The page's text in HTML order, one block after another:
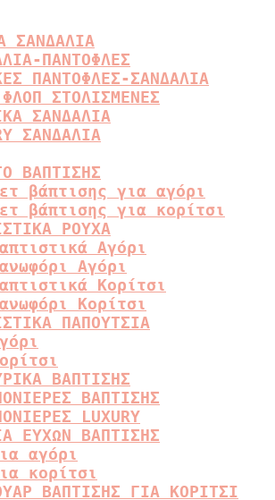
ΣΑΝΔΑΛΙΑ
ΠΑΝΤΟΦΛΕΣ
ΠΑΝΤΟΦΛΕΣ-ΣΑΝΔΑΛΙΑ
ΣΤΟΛΙΣΜΕΝΕΣ
ΣΑΝΔΑΛΙΑ
ΣΑΝΔΑΛΙΑ
ΒΑΠΤΙΣΗΣ
βάπτισης για αγόρι
βάπτισης για κορίτσι
ΡΟΥΧΑ
Αγόρι
Αγόρι
Κορίτσι
Κορίτσι
ΠΑΠΟΥΤΣΙΑ
ΒΑΠΤΙΣΗΣ
ΒΑΠΤΙΣΗΣ
LUXURY
ΕΥΧΩΝ ΒΑΠΤΙΣΗΣ
αγόρι
κορίτσι
ΒΑΠΤΙΣΗΣ ΓΙΑ ΚΟΡΙΤΣΙ